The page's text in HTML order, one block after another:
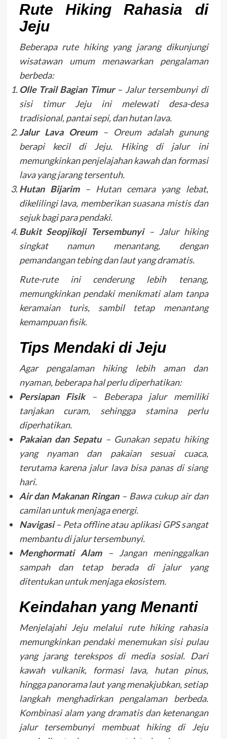
Rute Hiking Rahasia di
Jeju
Beberapa rute hiking yang jarang dikunjungi
wisatawan umum menawarkan pengalaman
berbeda:
Olle Trail Bagian Timur– Jalur tersembunyi di
sisi timur Jeju ini melewati desa-desa
tradisional, pantai sepi, dan hutan lava.
Jalur Lava Oreum– Oreum adalah gunung
berapi kecil di Jeju. Hiking di jalur ini
memungkinkan penjelajahan kawah dan formasi
lava yang jarang tersentuh.
Hutan Bijarim– Hutan cemara yang lebat,
dikelilingi lava, memberikan suasana mistis dan
sejuk bagi para pendaki.
Bukit Seopjikoji Tersembunyi– Jalur hiking
singkat namun menantang, dengan
pemandangan tebing dan laut yang dramatis.
Rute-rute ini cenderung lebih tenang,
memungkinkan pendaki menikmati alam tanpa
keramaian turis, sambil tetap menantang
kemampuan fisik.
Tips Mendaki di Jeju
Agar pengalaman hiking lebih aman dan
nyaman, beberapa hal perlu diperhatikan:
Persiapan Fisik– Beberapa jalur memiliki
tanjakan curam, sehingga stamina perlu
diperhatikan.
Pakaian dan Sepatu– Gunakan sepatu hiking
yang nyaman dan pakaian sesuai cuaca,
terutama karena jalur lava bisa panas di siang
hari.
Air dan Makanan Ringan– Bawa cukup air dan
camilan untuk menjaga energi.
Navigasi– Peta offline atau aplikasi GPS sangat
membantu di jalur tersembunyi.
Menghormati Alam– Jangan meninggalkan
sampah dan tetap berada di jalur yang
ditentukan untuk menjaga ekosistem.
Keindahan yang Menanti
Menjelajahi Jeju melalui rute hiking rahasia
memungkinkan pendaki menemukan sisi pulau
yang jarang terekspos di media sosial. Dari
kawah vulkanik, formasi lava, hutan pinus,
hingga panorama laut yang menakjubkan, setiap
langkah menghadirkan pengalaman berbeda.
Kombinasi alam yang dramatis dan ketenangan
jalur tersembunyi membuat hiking di Jeju